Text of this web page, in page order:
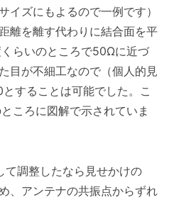
ズにもよるので一例です）
離を離す代わりに結合面を平
らいのところで50Ωに近づ
目が不細工なので（個人的見
することは可能でした。こ
ころに図解で示されていま
て調整したなら見せかけの
、アンテナの共振点からずれ